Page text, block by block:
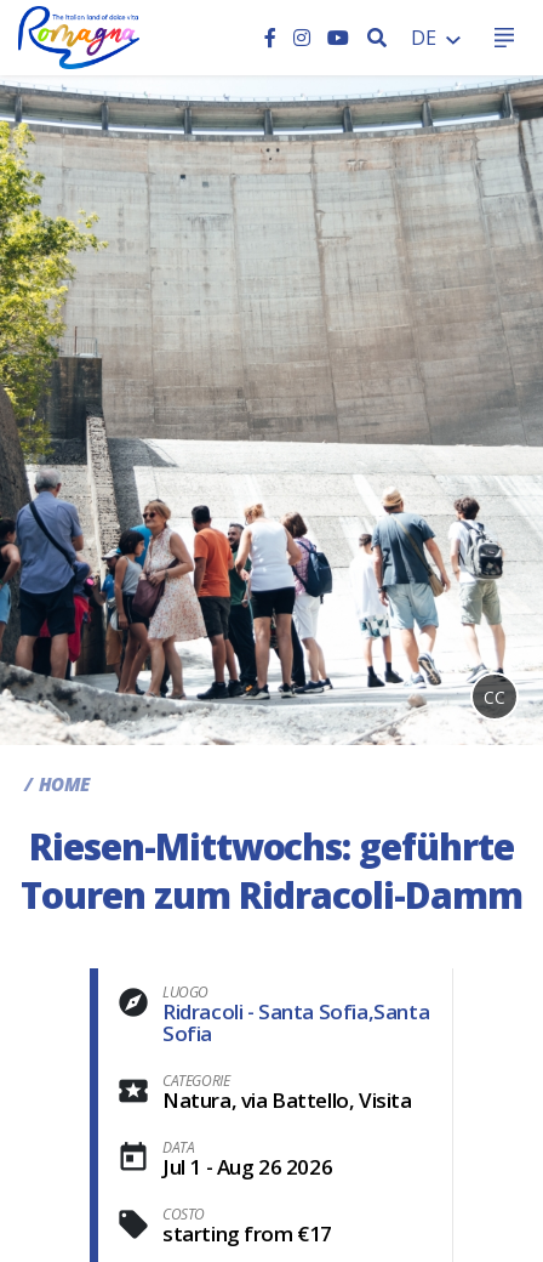
SEARCH
DE
CC
HOME
Riesen-Mittwochs: geführte
Touren zum Ridracoli-Damm
LUOGO
Ridracoli - Santa Sofia,Santa
Sofia
CATEGORIE
Natura, via Battello, Visita
DATA
Jul 1 - Aug 26 2026
COSTO
starting from €17